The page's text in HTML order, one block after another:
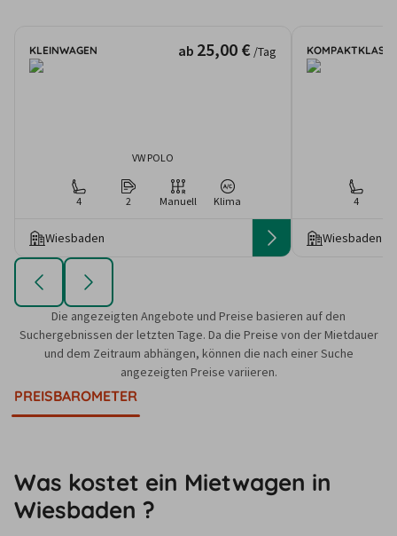
KLEINWAGEN ab 25,00 € /Tag
VW POLO
4 2 Manuell Klima
Wiesbaden
KOMPAKTKLASSE
4
Wiesbaden
Die angezeigten Angebote und Preise basieren auf den
Suchergebnissen der letzten Tage. Da die Preise von der Mietdauer
und dem Zeitraum abhängen, können die nach einer Suche
angezeigten Preise variieren.
PREISBAROMETER
Was kostet ein Mietwagen in
Wiesbaden ?